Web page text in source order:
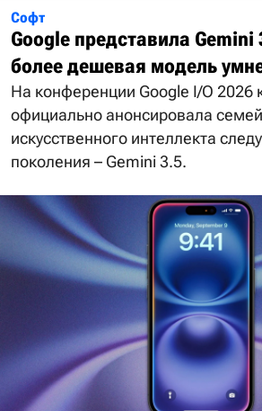
Софт
Google представила Gemini
более дешевая модель
На конференции Google I/O 2026
официально анонсировала
искусственного интеллекта
поколения – Gemini 3.5.